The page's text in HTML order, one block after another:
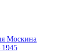
Москина